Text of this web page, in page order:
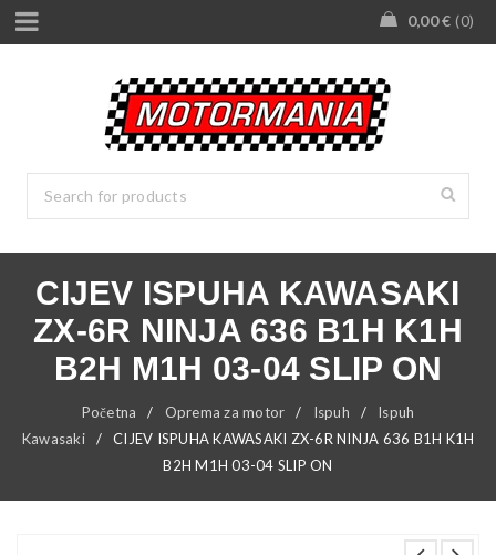
0,00€ 0
CIJEV ISPUHA KAWASAKI
ZX-6R NINJA 636 B1H K1H
B2H M1H 03-04 SLIP ON
Početna / Oprema za motor / Ispuh /
Ispuh
Kawasaki
/
CIJEV ISPUHA KAWASAKI ZX-6R NINJA 636 B1H K1H
B2H M1H 03-04 SLIP ON